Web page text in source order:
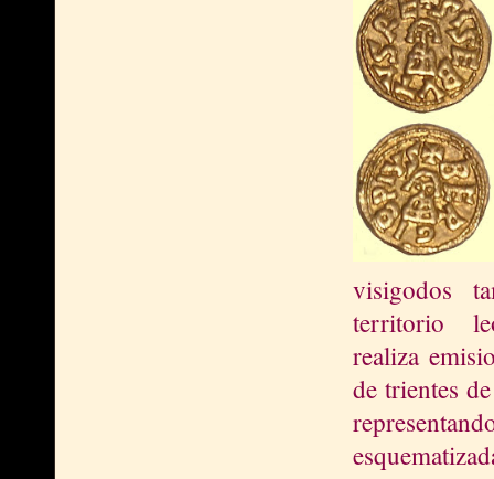
visigodos
territorio
realiza
de trientes